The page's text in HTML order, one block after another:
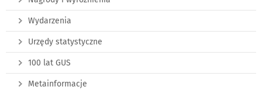
Wydarzenia
Urzędy statystyczne
100 lat GUS
Metainformacje